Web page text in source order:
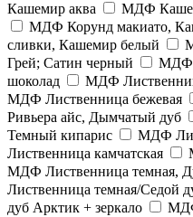
Кашемир аква
МДФ
МДФ Корунд макиато,
сливки, Кашемир белый
Грей; Сатин черный
МДФ
шоколад
МДФ
МДФ Лиственница бежевая
Ривьера айс, Дымчатый дуб
Темный кипарис
МДФ
Лиственница камчатская
МДФ Лиственница темная,
Лиственница темная/Седой
дуб Арктик + зеркало